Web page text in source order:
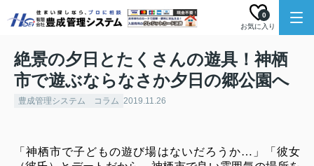
お気に入り
0
絶景の夕日とたくさんの遊具！神栖
市で遊ぶならなさか夕日の郷公園へ
豊成管理システム コラム 2019.11.26
「神栖市で子どもの遊び場はないだろうか…」「彼女